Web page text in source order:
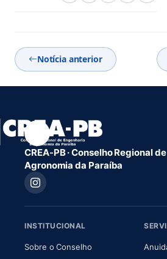
Notícia anterior
CREA-PB · Conselho Regional
Agronomia da Paraíba
INSTITUCIONAL
Sobre o Conselho(abre em nova aba)